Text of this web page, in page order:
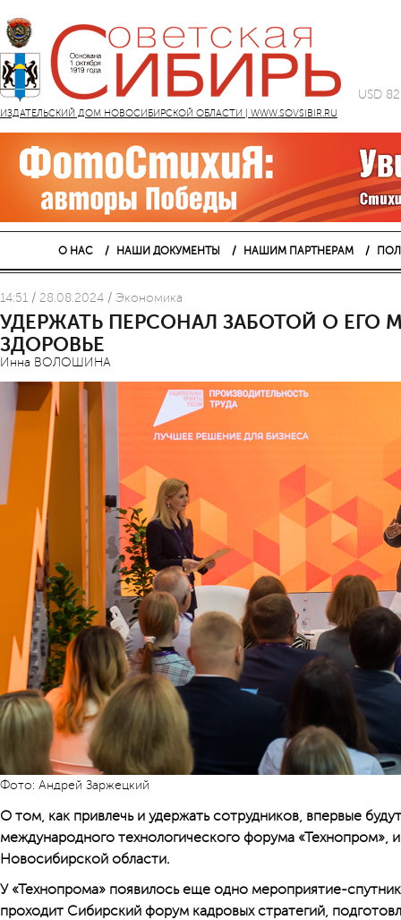
ИЗДАТЕЛЬСКИЙ ДОМ НОВОСИБИРСКОЙ ОБЛАСТИ | WWW.SOVSIBIR.RU
USD
О НАС НАШИ ДОКУМЕНТЫ НАШИМ ПАРТНЕРАМ
14:51 / 28.08.2024 / Экономика
УДЕРЖАТЬ ПЕРСОНАЛ ЗАБОТОЙ О ЕГО
ЗДОРОВЬЕ
Инна ВОЛОШИНА
Фото: Андрей Заржецкий
О том, как привлечь и удержать сотрудников, впервые
международного технологического форума «Технопром»,
Новосибирской области.
У «Технопрома» появилось еще одно мероприятие-
проходит Сибирский форум кадровых стратегий,